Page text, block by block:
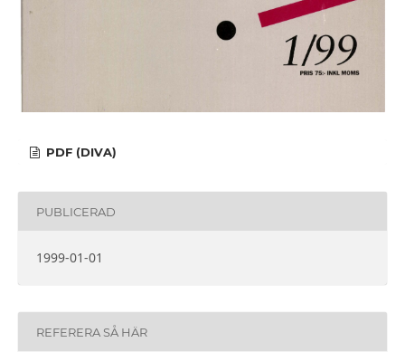
PDF (DIVA)
PUBLICERAD
1999-01-01
REFERERA SÅ HÄR